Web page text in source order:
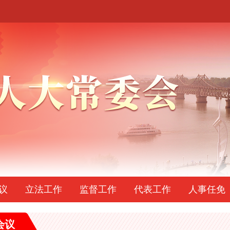
立法工作 监督工作 代表工作 人事任免
议